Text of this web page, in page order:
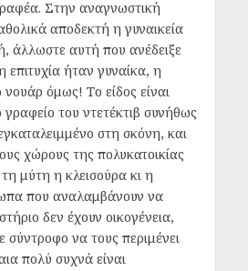
Στην αναγνωστική
αποδεκτή η γυναικεία
άλλωστε αυτή που ανέδειξε
επιτυχία ήταν γυναίκα, η
όμως! Το είδος είναι
γραφείο του ντετέκτιβ συνήθως
στη σκόνη, και
χώρους της πολυκατοικίας
μύτη η κλεισούρα κι η
που αναλαμβάνουν να
δεν έχουν οικογένεια,
σύντροφο να τους περιμένει
πολύ συχνά είναι